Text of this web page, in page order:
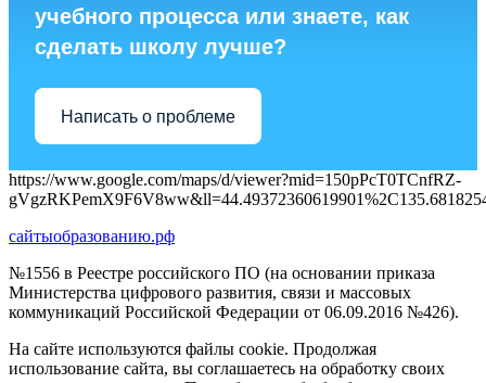
учебного процесса или знаете, как
сделать школу лучше?
Написать о проблеме
https://www.google.com/maps/d/viewer?mid=150pPcT0TCnfRZ-
сайтыобразованию.рф
№1556 в Реестре российского ПО (на основании приказа
Министерства цифрового развития, связи и массовых
коммуникаций Российской Федерации от 06.09.2016 №426).
На сайте используются файлы cookie. Продолжая
использование сайта, вы соглашаетесь на обработку своих